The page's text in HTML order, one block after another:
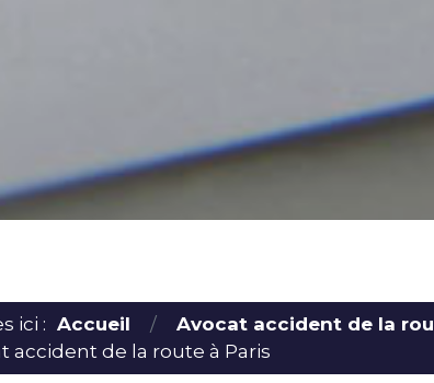
ici : Accueil
Avocat accident de la
accident de la route à Paris